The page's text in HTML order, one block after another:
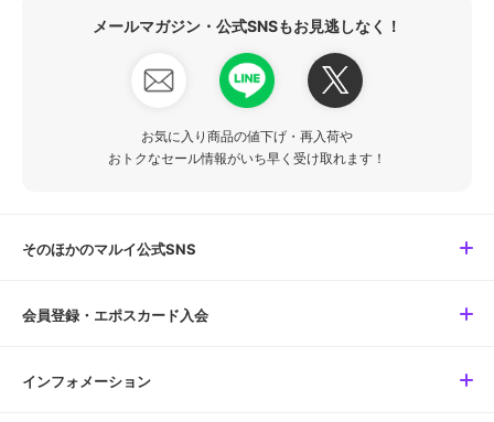
メールマガジン・公式SNSもお見逃しなく！
お気に入り商品の値下げ・再入荷や
おトクなセール情報がいち早く受け取れます！
そのほかのマルイ公式SNS
会員登録・エポスカード入会
インフォメーション